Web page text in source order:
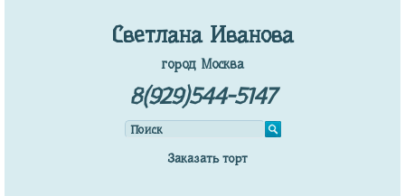
Светлана Иванова
город Москва
8(929)544-5147
Заказать торт